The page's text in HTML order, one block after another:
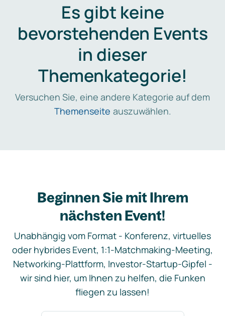
Es gibt keine
bevorstehenden Events
in dieser
Themenkategorie!
Versuchen Sie, eine andere Kategorie auf dem
Themenseite auszuwählen.
Beginnen Sie mit Ihrem
nächsten Event!
Unabhängig vom Format - Konferenz, virtuelles
oder hybrides Event, 1:1-Matchmaking-Meeting,
Networking-Plattform, Investor-Startup-Gipfel -
wir sind hier, um Ihnen zu helfen, die Funken
fliegen zu lassen!